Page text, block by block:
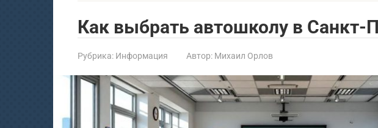
Как выбрать автошколу в Санкт-
Рубрика: Информация Автор: Михаил Орлов